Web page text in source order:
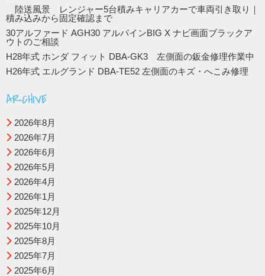
陸送風景 レンジャー5台積みキャリアカーで車両引き取り｜
積み込みから固定確認まで
30アルファード AGH30 アルパインBIG X ナビ画面ブラックア
ウトのご相談
H28年式 ホンダ フィット DBA-GK3 左側面の鈑金修理作業中
H26年式 エルグランド DBA-TE52 左側面のキズ・へこみ修理
ARCHIVE
2026年8月
2026年7月
2026年6月
2026年5月
2026年4月
2026年1月
2025年12月
2025年10月
2025年8月
2025年7月
2025年6月